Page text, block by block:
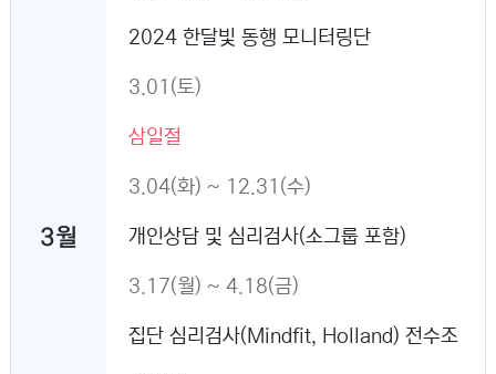
3월
2024 한달빛 동행 모니터링단
3.01(토)
삼일절
3.04(화) ~ 12.31(수)
개인상담 및 심리검사(소그룹 포함)
3.17(월) ~ 4.18(금)
집단 심리검사(Mindfit, Holland) 전수조